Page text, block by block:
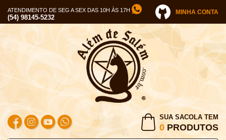
ATENDIMENTO DE SEG A SEX DAS 10H ÀS 17H
(54) 98145-5232
MINHA CONTA
SUA SACOLA TEM
0 PRODUTOS